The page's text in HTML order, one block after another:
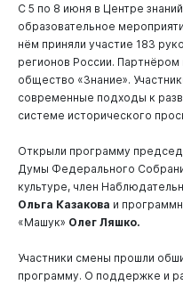
С 5 по 8 июня в Центре
образовательное
нём приняли участие 183
регионов России.
общество «Знание».
современные подходы к
системе исторического
Открыли программу
Думы Федерального
культуре, член
Ольга Казакова и
«Машук» Олег Ляшко.
Участники смены прошли
программу. О поддержке и